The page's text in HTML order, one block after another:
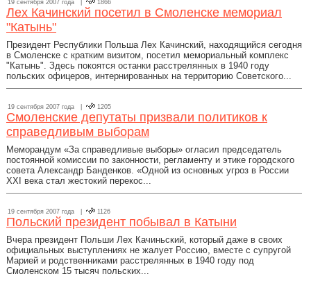
19 сентября 2007 года | 1866
Лех Качинский посетил в Смоленске мемориал
"Катынь"
Президент Республики Польша Лех Качинский, находящийся сегодня
в Смоленске с кратким визитом, посетил мемориальный комплекс
"Катынь". Здесь покоятся останки расстрелянных в 1940 году
польских офицеров, интернированных на территорию Советского...
19 сентября 2007 года | 1205
Смоленские депутаты призвали политиков к
справедливым выборам
Меморандум «За справедливые выборы» огласил председатель
постоянной комиссии по законности, регламенту и этике городского
совета Александр Банденков. «Одной из основных угроз в России
XXI века стал жестокий перекос...
19 сентября 2007 года | 1126
Польский президент побывал в Катыни
Вчера президент Польши Лех Качиньский, который даже в своих
официальных выступлениях не жалует Россию, вместе с супругой
Марией и родственниками расстрелянных в 1940 году под
Смоленском 15 тысяч польских...